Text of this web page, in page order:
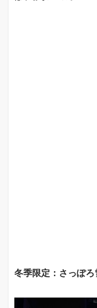
冬季限定：さっぽろ